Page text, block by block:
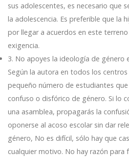
sus adolescentes, es necesario que
la adolescencia. Es preferible que la
por llegar a acuerdos en este
exigencia.
3. No apoyes la ideología de género
Según la autora en todos los
pequeño número de estudiantes
confuso o disfórico de género. Si lo
una asamblea, propagarás la
oponerse al acoso escolar sin dar
género, No es difícil, sólo hay que
cualquier motivo. No hay razón para